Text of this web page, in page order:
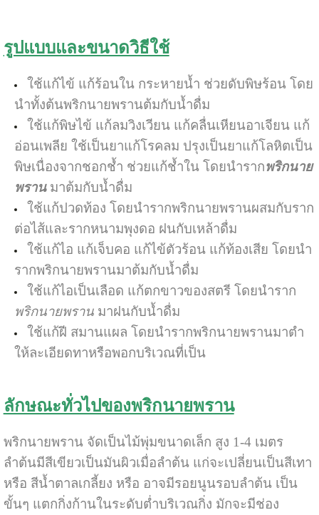
รูปแบบและขนาดวิธีใช้
ใช้แก้ไข้ แก้ร้อนใน กระหายน้ำ ช่วยดับพิษร้อน โดย
นำทั้งต้นพริกนายพรานต้มกับน้ำดื่ม
ใช้แก้พิษไข้ แก้ลมวิงเวียน แก้คลื่นเหียนอาเจียน แก้
อ่อนเพลีย ใช้เป็นยาแก้โรคลม ปรุงเป็นยาแก้โลหิตเป็น
พิษเนื่องจากชอกช้ำ ช่วยแก้ช้ำใน โดยนำรากพริกนาย
พรานมาต้มกับน้ำดื่ม
ใช้แก้ปวดท้อง โดยนำรากพริกนายพรานผสมกับราก
ต่อไส้และรากหนามพุงดอ ฝนกับเหล้าดื่ม
ใช้แก้ไอ แก้เจ็บคอ แก้ไข้ตัวร้อน แก้ท้องเสีย โดยนำ
รากพริกนายพรานมาต้มกับน้ำดื่ม
ใช้แก้ไอเป็นเลือด แก้ตกขาวของสตรี โดยนำราก
พริกนายพรานมาฝนกับน้ำดื่ม
ใช้แก้ฝี สมานแผล โดยนำรากพริกนายพรานมาตำ
ให้ละเอียดทาหรือพอกบริเวณที่เป็น
ลักษณะทั่วไปของพริกนายพราน
พริกนายพราน จัดเป็นไม้พุ่มขนาดเล็ก สูง 1-4 เมตร
ลำต้นมีสีเขียวเป็นมันผิวเมื่อลำต้น แก่จะเปลี่ยนเป็นสีเทา
หรือ สีน้ำตาลเกลี้ยง หรือ อาจมีรอยนูนรอบลำต้น เป็น
ขั้นๆ แตกกิ่งก้านในระดับต่ำบริเวณกิ่ง มักจะมีช่อง